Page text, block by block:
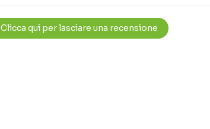
Clicca qui per lasciare una recensione